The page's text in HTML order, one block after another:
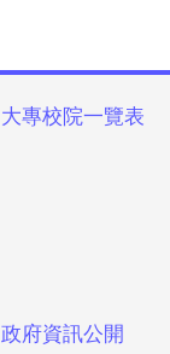
大專校院一覽表
政府資訊公開